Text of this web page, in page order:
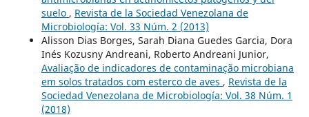
suelo , Revista de la Sociedad Venezolana de
Microbiología: Vol. 33 Núm. 2 (2013)
Alisson Dias Borges, Sarah Diana Guedes Garcia, Dora
Inés Kozusny Andreani, Roberto Andreani Junior,
Avaliação de indicadores de contaminação microbiana
em solos tratados com esterco de aves , Revista de la
Sociedad Venezolana de Microbiología: Vol. 38 Núm. 1
(2018)